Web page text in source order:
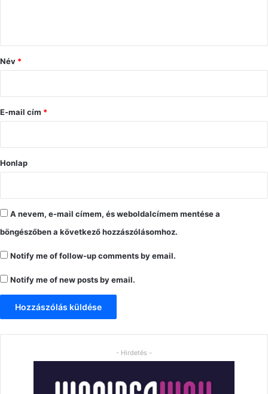
ó
s
Név *
E-mail cím *
Honlap
A nevem, e-mail címem, és weboldalcímem mentése a
böngészőben a következő hozzászólásomhoz.
Notify me of follow-up comments by email.
Notify me of new posts by email.
- Hirdetés -